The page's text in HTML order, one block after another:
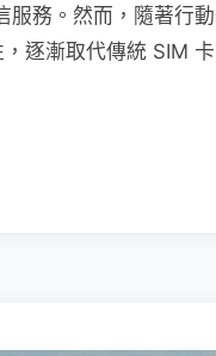
務。然而，隨著行動
逐漸取代傳統 SIM